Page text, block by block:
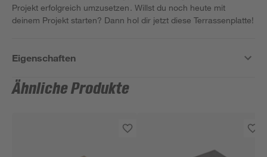
Projekt erfolgreich umzusetzen. Willst du noch heute mit
deinem Projekt starten? Dann hol dir jetzt diese Terrassenplatte!
Eigenschaften
Ähnliche Produkte